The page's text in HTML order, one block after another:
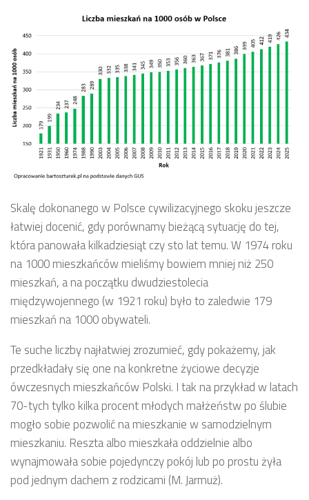
Skalę dokonanego w Polsce cywilizacyjnego skoku jeszcze
łatwiej docenić, gdy porównamy bieżącą sytuację do tej,
która panowała kilkadziesiąt czy sto lat temu. W 1974 roku
na 1000 mieszkańców mieliśmy bowiem mniej niż 250
mieszkań, a na początku dwudziestolecia
międzywojennego (w 1921 roku) było to zaledwie 179
mieszkań na 1000 obywateli.
Te suche liczby najłatwiej zrozumieć, gdy pokażemy, jak
przedkładały się one na konkretne życiowe decyzje
ówczesnych mieszkańców Polski. I tak na przykład w latach
70-tych tylko kilka procent młodych małżeństw po ślubie
mogło sobie pozwolić na mieszkanie w samodzielnym
mieszkaniu. Reszta albo mieszkała oddzielnie albo
wynajmowała sobie pojedynczy pokój lub po prostu żyła
pod jednym dachem z rodzicami (M. Jarmuż).